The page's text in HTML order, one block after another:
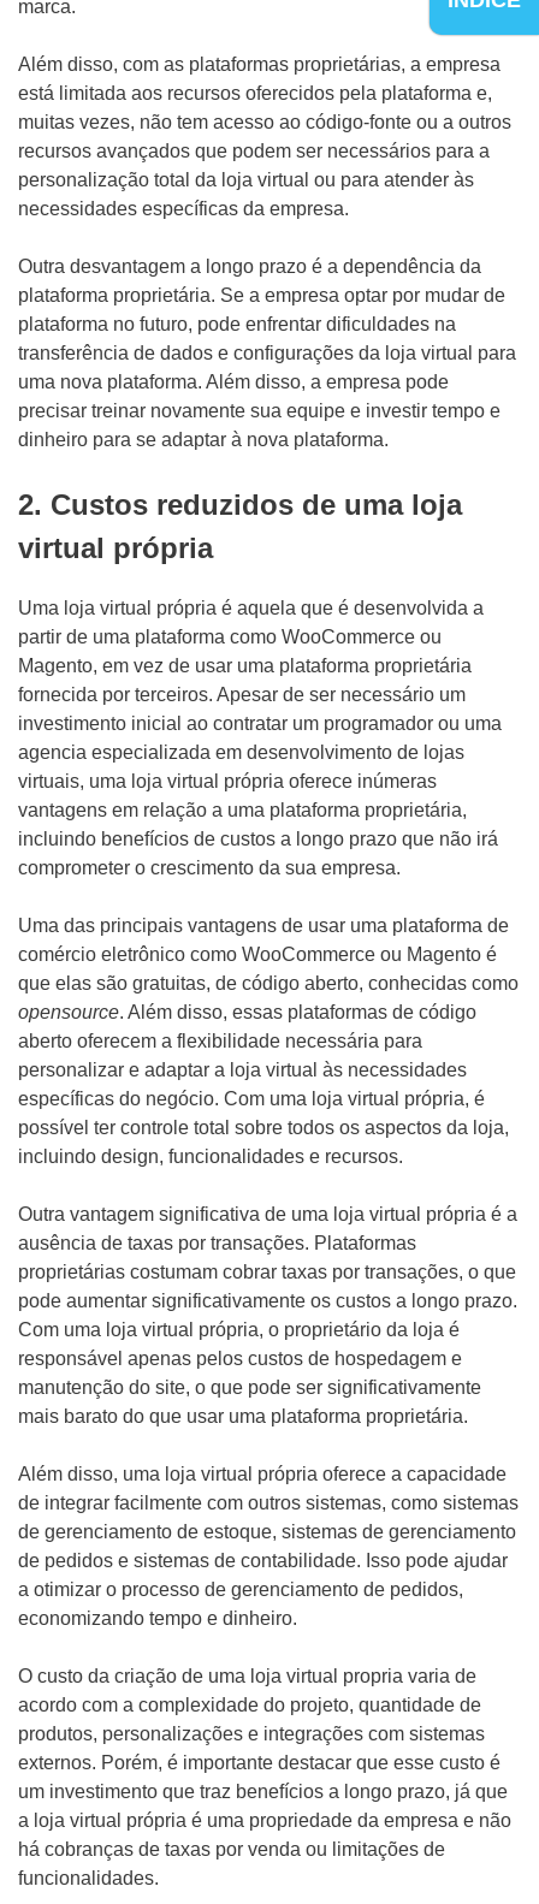
marca.
Além disso, com as plataformas proprietárias, a empresa
está limitada aos recursos oferecidos pela plataforma e,
muitas vezes, não tem acesso ao código-fonte ou a outros
recursos avançados que podem ser necessários para a
personalização total da loja virtual ou para atender às
necessidades específicas da empresa.
Outra desvantagem a longo prazo é a dependência da
plataforma proprietária. Se a empresa optar por mudar de
plataforma no futuro, pode enfrentar dificuldades na
transferência de dados e configurações da loja virtual para
uma nova plataforma. Além disso, a empresa pode
precisar treinar novamente sua equipe e investir tempo e
dinheiro para se adaptar à nova plataforma.
2. Custos reduzidos de uma loja
virtual própria
Uma loja virtual própria é aquela que é desenvolvida a
partir de uma plataforma como WooCommerce ou
Magento, em vez de usar uma plataforma proprietária
fornecida por terceiros. Apesar de ser necessário um
investimento inicial ao contratar um programador ou uma
agencia especializada em desenvolvimento de lojas
virtuais, uma loja virtual própria oferece inúmeras
vantagens em relação a uma plataforma proprietária,
incluindo benefícios de custos a longo prazo que não irá
comprometer o crescimento da sua empresa.
Uma das principais vantagens de usar uma plataforma de
comércio eletrônico como WooCommerce ou Magento é
que elas são gratuitas, de código aberto, conhecidas como
opensource. Além disso, essas plataformas de código
aberto oferecem a flexibilidade necessária para
personalizar e adaptar a loja virtual às necessidades
específicas do negócio. Com uma loja virtual própria, é
possível ter controle total sobre todos os aspectos da loja,
incluindo design, funcionalidades e recursos.
Outra vantagem significativa de uma loja virtual própria é a
ausência de taxas por transações. Plataformas
proprietárias costumam cobrar taxas por transações, o que
pode aumentar significativamente os custos a longo prazo.
Com uma loja virtual própria, o proprietário da loja é
responsável apenas pelos custos de hospedagem e
manutenção do site, o que pode ser significativamente
mais barato do que usar uma plataforma proprietária.
Além disso, uma loja virtual própria oferece a capacidade
de integrar facilmente com outros sistemas, como sistemas
de gerenciamento de estoque, sistemas de gerenciamento
de pedidos e sistemas de contabilidade. Isso pode ajudar
a otimizar o processo de gerenciamento de pedidos,
economizando tempo e dinheiro.
O custo da criação de uma loja virtual propria varia de
acordo com a complexidade do projeto, quantidade de
produtos, personalizações e integrações com sistemas
externos. Porém, é importante destacar que esse custo é
um investimento que traz benefícios a longo prazo, já que
a loja virtual própria é uma propriedade da empresa e não
há cobranças de taxas por venda ou limitações de
funcionalidades.